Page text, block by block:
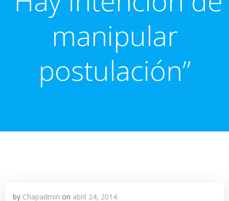
manipular
postulación”
by Chapadmin on abril 24, 2014